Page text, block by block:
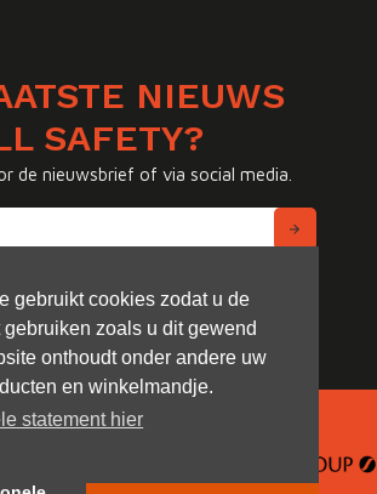
gebruikt cookies zodat u de
zoals u dit gewend
onthoudt onder andere uw
en winkelmandje.
statement hier
NIEUWS
SAFETY?
de nieuwsbrief of via social media.